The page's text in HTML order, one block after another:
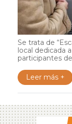
Se trata de
local dedicada
participantes
Leer más +